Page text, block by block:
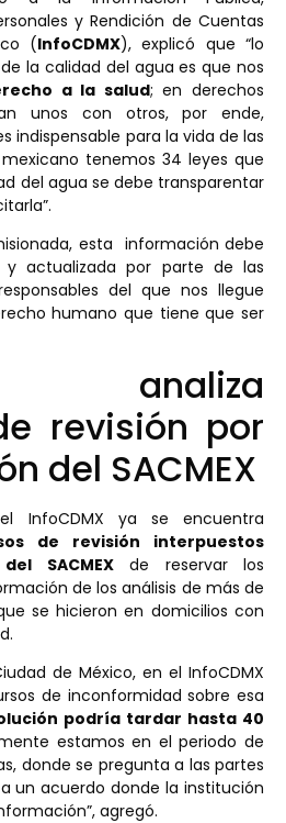
y Rendición de Cuentas
(InfoCDMX), explicó que “lo
la calidad del agua es que nos
a la salud; en derechos
unos con otros, por ende,
indispensable para la vida de las
tenemos 34 leyes que
del agua se debe transparentar
esta información debe
y actualizada por parte de las
del que nos llegue
humano que tiene que ser
analiza
revisión por
del SACMEX
InfoCDMX ya se encuentra
de revisión interpuestos
SACMEXde reservar los
de los análisis de más de
se hicieron en domicilios con
de México, en el InfoCDMX
de inconformidad sobre esa
podría tardar hasta 40
estamos en el periodo de
donde se pregunta a las partes
un acuerdo donde la institución
agregó.